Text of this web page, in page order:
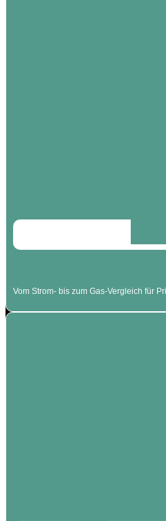
Vom Strom- bis zum Gas-Vergleich für